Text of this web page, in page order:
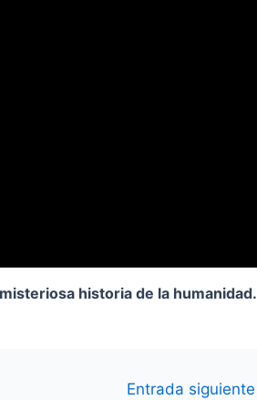
historia de la humanidad.
Entrada siguiente